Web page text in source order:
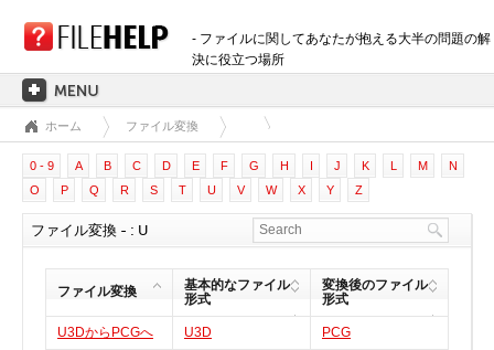
- ファイルに関してあなたが抱える大半の問題の解
決に役立つ場所
ホーム
拡張子のカテゴリー
3D画像ファイル
音声ファイル
CADファイル
圧縮ファイル
ホーム ファイル変換
0 - 9 A B C D E F G H I J K L M
N
O
P Q R S T U V W X Y Z
ファイル変換 - : U
ファイル変換
基本的なファイル
形式
変換後のファイル
形式
U3DからPCGへ U3D PCG